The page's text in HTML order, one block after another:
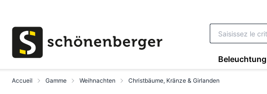
Beleuchtung
Accueil Gamme Weihnachten Christbäume, Kränze & Girlanden